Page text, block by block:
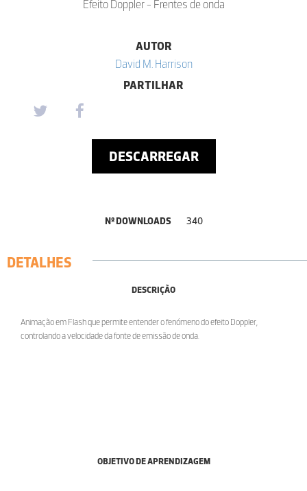
Efeito Doppler - Frentes de onda
AUTOR
David M. Harrison
PARTILHAR
DESCARREGAR
Nº DOWNLOADS 340
DETALHES
DESCRIÇÃO
Animação em Flash que permite entender o fenómeno do efeito Doppler,
controlando a velocidade da fonte de emissão de onda.
OBJETIVO DE APRENDIZAGEM